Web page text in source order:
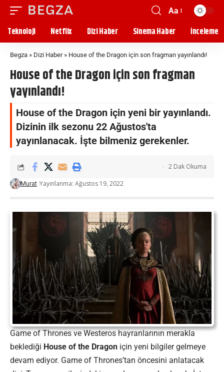
Aa
Teknoloji Netflix Dizi Haber Sinema Haber İnceleme
Begza » Dizi Haber» House of the Dragon için son fragman yayınlandı!
House of the Dragon için son fragman
yayınlandı!
House of the Dragon için yeni bir yayınlandı.
Dizinin ilk sezonu 22 Ağustos'ta
yayınlanacak. İşte bilmeniz gerekenler.
Murat Yayınlanma: Ağustos 19, 2022
2 Dak Okuma
Game of Thrones ve Westeros hayranlarının merakla
beklediği House of the Dragon için yeni bilgiler gelmeye
devam ediyor. Game of Thrones’tan öncesini anlatacak